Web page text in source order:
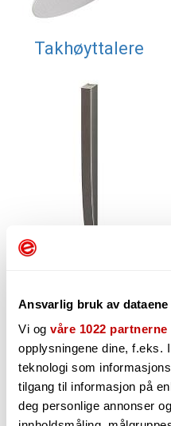
Ansvarlig bruk av dataene
Vi og våre 1022 partnerne
opplysningene dine, f.eks.
teknologi som
tilgang til informasjon på
deg personlige annonser
Takhøyttalere
Søylehøyttalere